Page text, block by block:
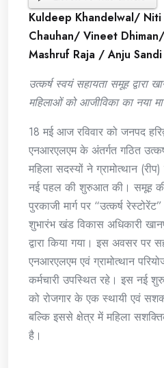
Kuldeep Khandelwal/ Niti
Chauhan/ Vineet
Mashruf Raja / Anju Sandi
उत्कर्ष स्वयं सहायता समूह द्वारा
महिलाओं को आजीविका का नया
18 मई आज रविवार को जनपद
एनआरएलएम के अंतर्गत गठित
महिला सदस्यों ने ग्रामोत्थान
नई पहल की शुरुआत की। समूह की
पुरकाजी मार्ग पर “उत्कर्ष
शुभारंभ खंड विकास अधिकारी
द्वारा किया गया। इस अवसर पर
एनआरएलएम एवं ग्रामोत्थान
कर्मचारी उपस्थित रहे। इस नई
को रोजगार के एक स्थायी एवं
बल्कि इससे क्षेत्र में महिला
है।